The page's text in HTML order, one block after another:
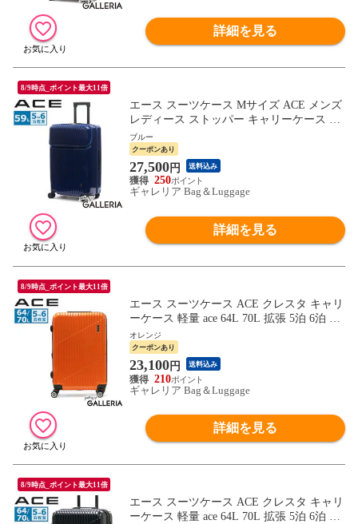
詳細を見る
8/9時点_ポイント最大11倍
エース スーツケース Mサイズ ACE メンズ
レディース ストッパー キャリーケース 中
型 旅行 5泊 6泊 フロントポケット TSAロ
ック 双輪 ダブルキャスター シンプル 修学
旅行 出張 PC収納 59L タッシェ 06537
ブルー
クーポンあり
27,500円 送料込み
250
ギャレリア Bag＆Luggage
詳細を見る
8/9時点_ポイント最大11倍
エース スーツケース ACE クレスタ キャリ
ーケース 軽量 ace 64L 70L 拡張 5泊 6泊 双
輪 4輪 TSロック Mサイズ ファスナー 旅行
出張 ポリカーボネート メンズ レディース
06317
オレンジ
クーポンあり
23,100円 送料込み
210
ギャレリア Bag＆Luggage
詳細を見る
8/9時点_ポイント最大11倍
エース スーツケース ACE クレスタ キャリ
ーケース 軽量 ace 64L 70L 拡張 5泊 6泊 双